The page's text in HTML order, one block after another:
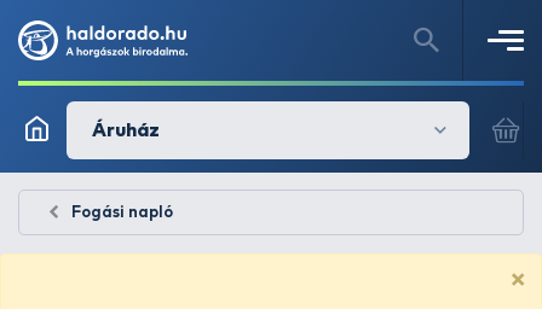
Áruház
Fogási napló
×